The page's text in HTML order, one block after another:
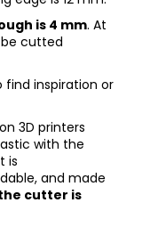
is 4 mm. At
cutted
find inspiration or
3D printers
with the
is
and made
cutter is